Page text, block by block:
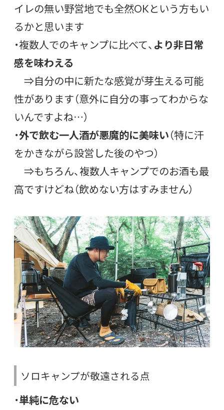
イレの無い野営地でも全然OKという方もい
るかと思います
・複数人でのキャンプに比べて、 より非日常
感を味わえる
⇒自分の中に新たな感覚が芽生える可能
性があります（意外に自分の事ってわからな
いんですよね…）
・外で飲む一人酒が悪魔的に美味い（特に汗
をかきながら設営した後のやつ）
⇒もちろん、複数人キャンプでのお酒も最
高ですけどね（飲めない方はすみません）
ソロキャンプが敬遠される点
・単純に危ない